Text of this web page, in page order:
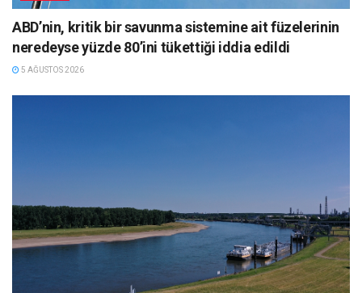
ABD’nin, kritik bir savunma sistemine ait füzelerinin
neredeyse yüzde 80’ini tükettiği iddia edildi
5 AĞUSTOS 2026